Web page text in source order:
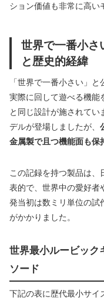
ション価値も非常に高い
世界で一番小さ
と歴史的経緯
「世界で一番小さい」
実際に回して遊べる機能
と同じ設計が施されてい
デルが登場しましたが、
金属製で且つ機能面も保
この記録を持つ製品は
表的で、世界中の愛好者
発当初は数ミリ単位の試
がかかりました。
世界最小ルービック
ソード
下記の表に歴代最小サイ